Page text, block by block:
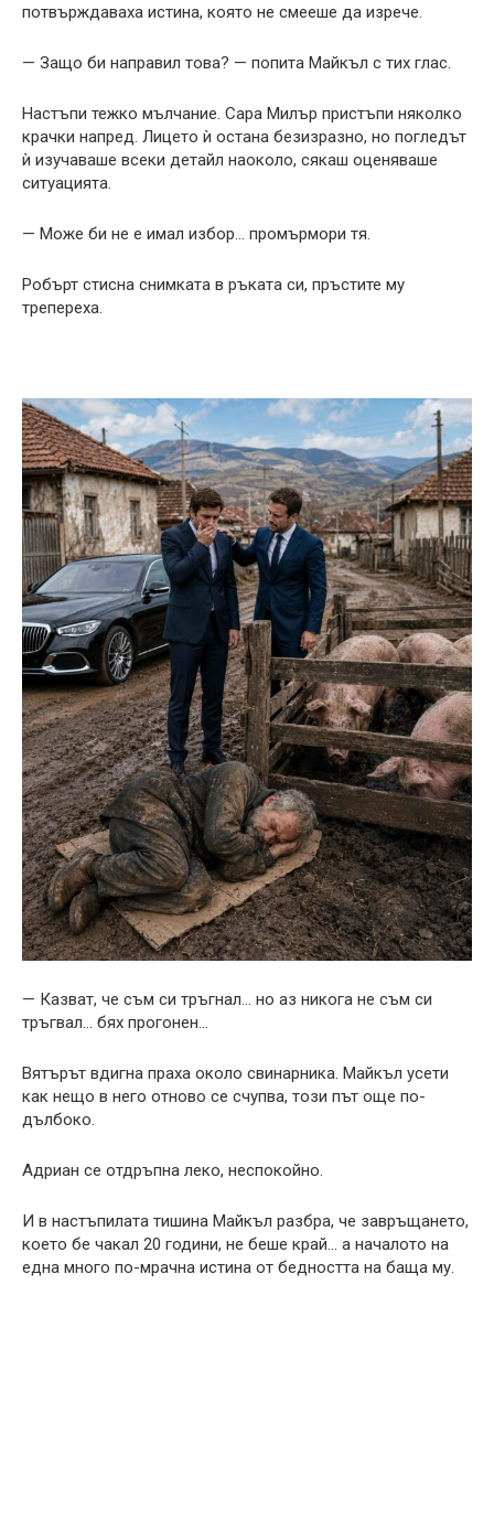
потвърждаваха истина, която не смееше да изрече.
— Защо би направил това? — попита Майкъл с тих глас.
Настъпи тежко мълчание. Сара Милър пристъпи няколко
крачки напред. Лицето ѝ остана безизразно, но погледът
ѝ изучаваше всеки детайл наоколо, сякаш оценяваше
ситуацията.
— Може би не е имал избор… промърмори тя.
Робърт стисна снимката в ръката си, пръстите му
трепереха.
— Казват, че съм си тръгнал… но аз никога не съм си
тръгвал… бях прогонен…
Вятърът вдигна праха около свинарника. Майкъл усети
как нещо в него отново се счупва, този път още по-
дълбоко.
Адриан се отдръпна леко, неспокойно.
И в настъпилата тишина Майкъл разбра, че завръщането,
което бе чакал 20 години, не беше край… а началото на
една много по-мрачна истина от бедността на баща му.